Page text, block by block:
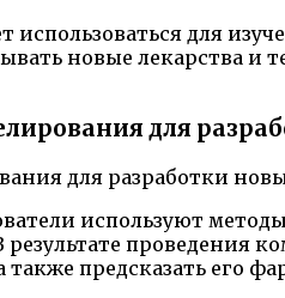
для
новые лекарства
для
используют
проведения
предсказать его